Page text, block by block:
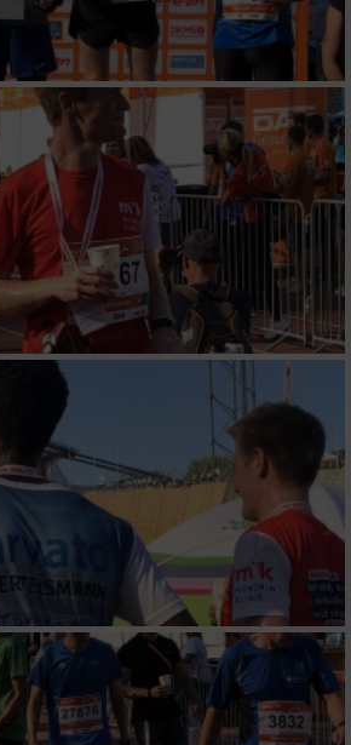
von Daten aus
der Angebote
Daten zur Auswahl
Standortdaten
aktiv angeforderten